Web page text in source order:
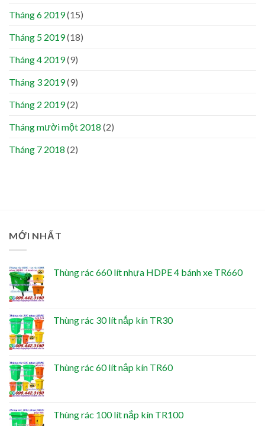
Tháng 6 2019(15)
Tháng 5 2019(18)
Tháng 4 2019(9)
Tháng 3 2019(9)
Tháng 2 2019(2)
Tháng mười một 2018 (2)
Tháng 7 2018 (2)
MỚI NHẤT
Thùng rác 660 lít nhựa HDPE 4 bánh xe TR660
Thùng rác 30 lít nắp kín TR30
Thùng rác 60 lít nắp kín TR60
Thùng rác 100 lít nắp kín TR100